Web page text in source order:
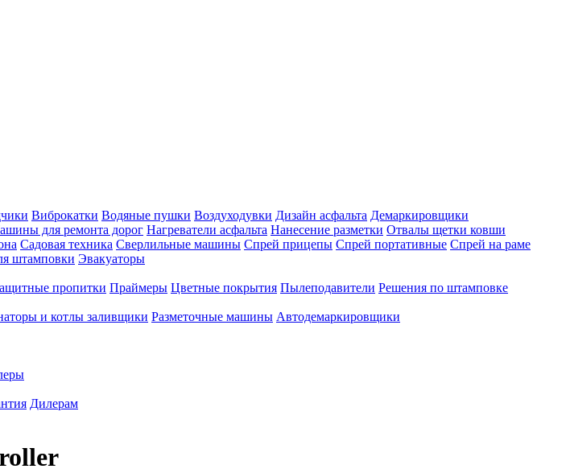
Виброкатки Водяные пушки Воздуходувки Дизайн асфальта Демаркировщики
для ремонта дорог Нагреватели асфальта Нанесение разметки Отвалы щетки ковши
Садовая техника Сверлильные машины Спрей прицепы Спрей портативные Спрей на раме
штамповки Эвакуаторы
пропитки Праймеры Цветные покрытия Пылеподавители Решения по штамповке
и котлы заливщики Разметочные машины Автодемаркировщики
Дилерам